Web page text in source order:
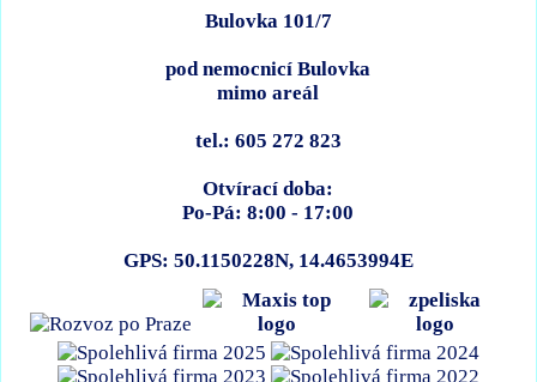
Bulovka 101/7
pod nemocnicí Bulovka
mimo areál
tel.: 605 272 823
Otvírací doba:
Po-Pá: 8:00 - 17:00
GPS: 50.1150228N, 14.4653994E